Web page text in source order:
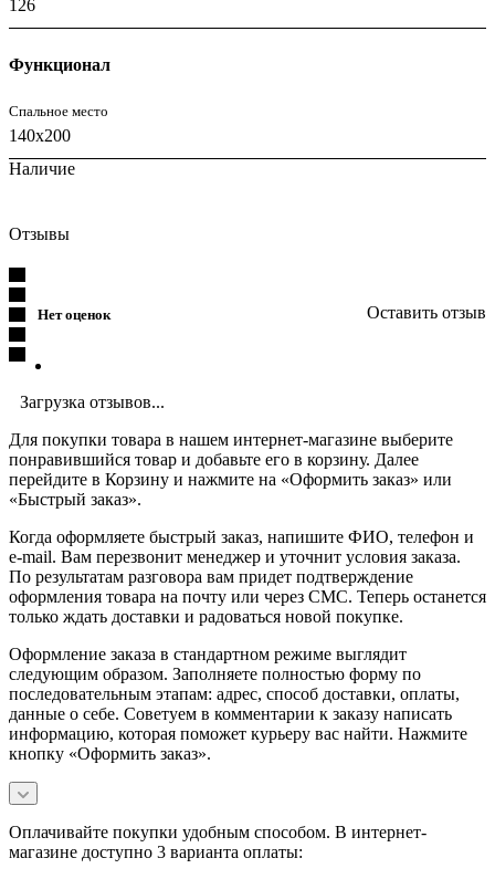
126
Функционал
Спальное место
140x200
Наличие
Отзывы
Нет оценок Оставить отзыв
Загрузка отзывов...
Для покупки товара в нашем интернет-магазине выберите
понравившийся товар и добавьте его в корзину. Далее
перейдите в Корзину и нажмите на «Оформить заказ» или
«Быстрый заказ».
Когда оформляете быстрый заказ, напишите ФИО, телефон и
e-mail. Вам перезвонит менеджер и уточнит условия заказа.
По результатам разговора вам придет подтверждение
оформления товара на почту или через СМС. Теперь останется
только ждать доставки и радоваться новой покупке.
Оформление заказа в стандартном режиме выглядит
следующим образом. Заполняете полностью форму по
последовательным этапам: адрес, способ доставки, оплаты,
данные о себе. Советуем в комментарии к заказу написать
информацию, которая поможет курьеру вас найти. Нажмите
кнопку «Оформить заказ».
Оплачивайте покупки удобным способом. В интернет-
магазине доступно 3 варианта оплаты: